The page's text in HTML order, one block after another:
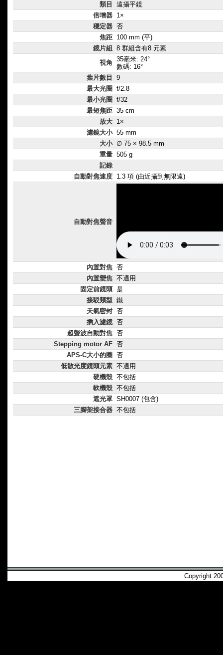
類目
遠攝平鏡
倍增器 1×
穩定器 否
焦距 100 mm (平)
鏡片組
8 群組含有8 元素
視角 35毫米: 24°
數碼: 16°
葉片數目
9
最大光圈
f/2.8
最小光圈
f/32
最短焦距 35 cm
放大 1×
濾鏡大小 55 mm
大小 ∅ 75 × 98.5 mm
重量 505 g
記錄
自動對焦速度 1.3 項 (由近攝到無限遠)
自動對焦聲音
內置對焦 否
內置變焦 不適用
固定前鏡頭 是
接駁類型 鐵
天氣密封 否
插入濾鏡 否
超聲波自動對焦 否
Stepping motor AF 否
APS-C大小的圈
否
低散光度鏡頭元素 不適用
硬機殼 不包括
軟機殼 不包括
遮光罩 SH0007 (包含)
三腳架接合器 不包括
Copyright